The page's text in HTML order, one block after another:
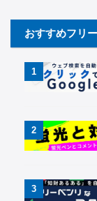
おすすめフリ
1
2
3